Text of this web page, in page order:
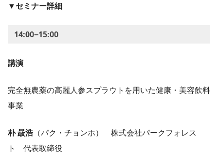
▼セミナー詳細
14:00−15:00
講演
完全無農薬の高麗人参スプラウトを用いた健康・美容飲料
事業
朴 晸浩（パク・チョンホ） 株式会社パークフォレス
ト 代表取締役